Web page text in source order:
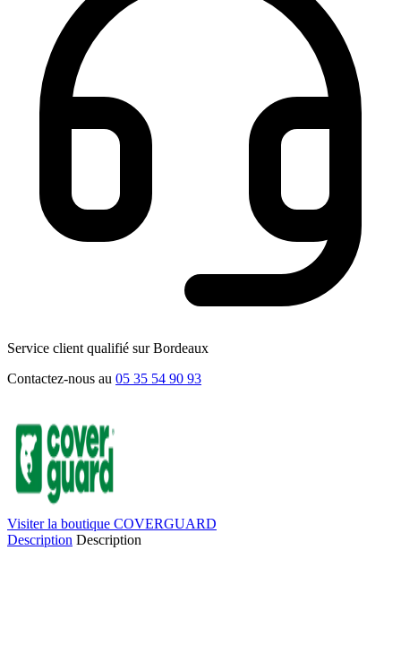
Service client qualifié sur Bordeaux
Contactez-nous au 05 35 54 90 93
Visiter la boutique COVERGUARD
Description Description